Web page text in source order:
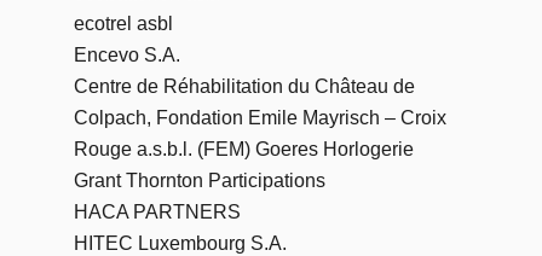
ecotrel asbl
Encevo S.A.
Centre de Réhabilitation du Château de
Colpach, Fondation Emile Mayrisch – Croix
Rouge a.s.b.l. (FEM) Goeres Horlogerie
Grant Thornton Participations
HACA PARTNERS
HITEC Luxembourg S.A.